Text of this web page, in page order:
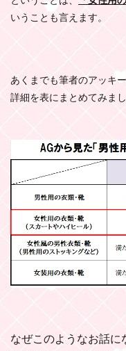
いうことも言えます。
あくまでも筆者のアッキ
詳細を表にまとめてみまし
なぜこのようなお話に